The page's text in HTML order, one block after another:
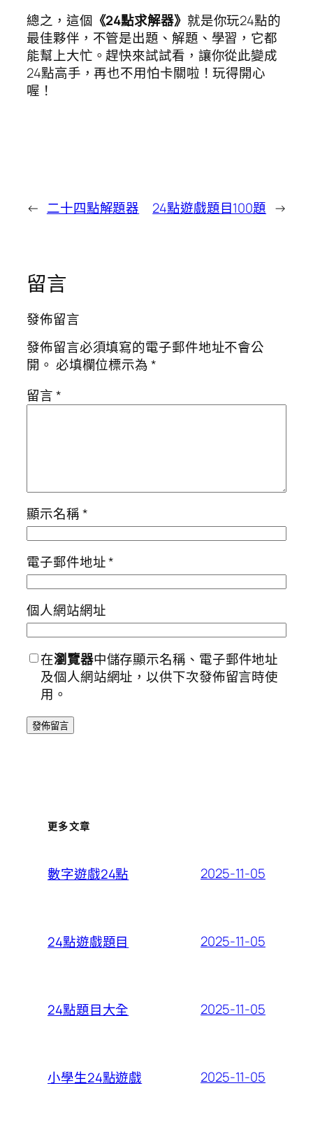
總之，這個 《24點求解器》 就是你玩24點的
最佳夥伴，不管是出題、解題、學習，它都
能幫上大忙。趕快來試試看，讓你從此變成
24點高手，再也不用怕卡關啦！玩得開心
喔！
← 二十四點解題器 24點遊戲題目100題 →
留言
發佈留言
發佈留言必須填寫的電子郵件地址不會公
開。 必填欄位標示為*
留言*
顯示名稱*
電子郵件地址*
個人網站網址
在瀏覽器中儲存顯示名稱、電子郵件地址
及個人網站網址，以供下次發佈留言時使
用。
更多文章
數字遊戲24點 2025-11-05
24點遊戲題目 2025-11-05
24點題目大全 2025-11-05
小學生24點遊戲 2025-11-05